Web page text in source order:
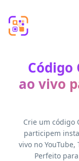
Código
ao vivo
Crie um código
participem
vivo no
Perfeito